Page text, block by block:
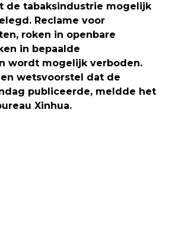
de tabaksindustrie mogelijk
Reclame voor
roken in openbare
in bepaalde
wordt mogelijk verboden.
wetsvoorstel dat de
publiceerde, meldde het
Xinhua.